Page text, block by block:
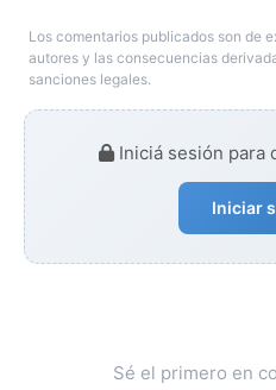
Los comentarios publicados son de
autores y las consecuencias
sanciones legales.
Iniciá sesión para
Iniciar
Sé el primero en